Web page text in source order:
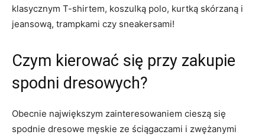
klasycznym T-shirtem, koszulką polo, kurtką skórzaną i
jeansową, trampkami czy sneakersami!
Czym kierować się przy zakupie
spodni dresowych?
Obecnie największym zainteresowaniem cieszą się
spodnie dresowe męskie ze ściągaczami i zwężanymi